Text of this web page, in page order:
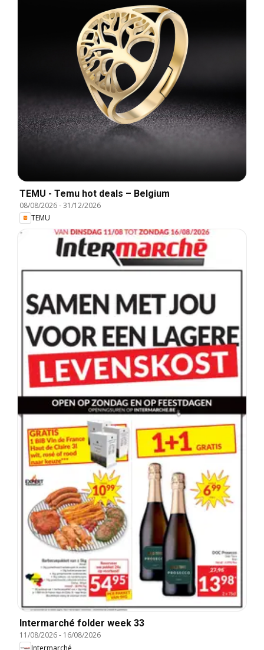
TEMU - Temu hot deals – Belgium
08/08/2026-31/12/2026
TEMU
Intermarché folder week 33
11/08/2026- 16/08/2026
Intermarché